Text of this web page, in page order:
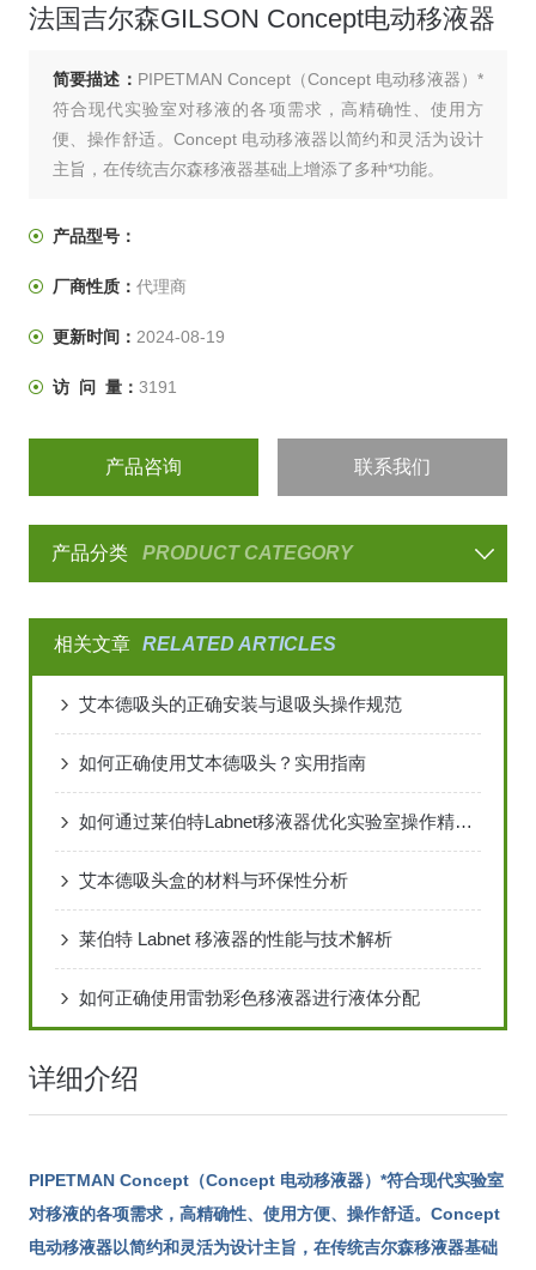
法国吉尔森GILSON Concept电动移液器
简要描述： PIPETMAN Concept（Concept 电动移液器）*
符合现代实验室对移液的各项需求，高精确性、使用方
便、操作舒适。Concept 电动移液器以简约和灵活为设计
主旨，在传统吉尔森移液器基础上增添了多种*功能。
道，也有高通量的八通道及十二通道。
分液及反向移液等。
产品型号：
厂商性质： 代理商
更新时间： 2024-08-19
访 问 量： 3191
产品咨询 联系我们
产品分类 PRODUCT CATEGORY
相关文章 RELATED ARTICLES
艾本德吸头的正确安装与退吸头操作规范
如何正确使用艾本德吸头？实用指南
如何通过莱伯特Labnet移液器优化实验室操作精度？
艾本德吸头盒的材料与环保性分析
莱伯特 Labnet 移液器的性能与技术解析
如何正确使用雷勃彩色移液器进行液体分配
详细介绍
PIPETMAN Concept（Concept 电动移液器）*符合现代实验室
对移液的各项需求，高精确性、使用方便、操作舒适。Concept
电动移液器以简约和灵活为设计主旨，在传统吉尔森移液器基础